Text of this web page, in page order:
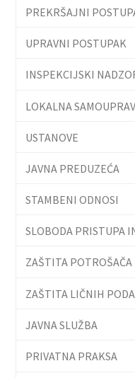
PREKRŠAJNI
UPRAVNI POSTUPAK
INSPEKCIJSKI
LOKALNA
USTANOVE
JAVNA PREDUZEĆA
STAMBENI ODNOSI
SLOBODA PRISTUPA
ZAŠTITA POTROŠAČA
ZAŠTITA LIČNIH
JAVNA SLUŽBA
PRIVATNA PRAKSA